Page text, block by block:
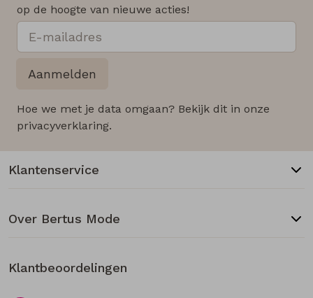
op de hoogte van nieuwe acties!
Aanmelden
Hoe we met je data omgaan? Bekijk dit in onze
privacyverklaring.
Klantenservice
Over Bertus Mode
Klantbeoordelingen